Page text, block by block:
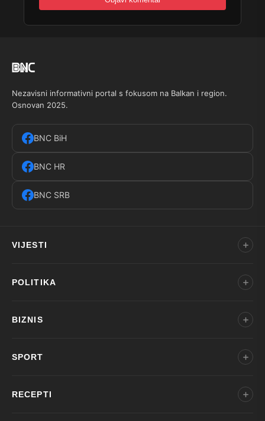
Nezavisni informativni portal s fokusom na Balkan i region.
Osnovan 2025.
BNC BiH
BNC HR
BNC SRB
VIJESTI
POLITIKA
BIZNIS
SPORT
RECEPTI